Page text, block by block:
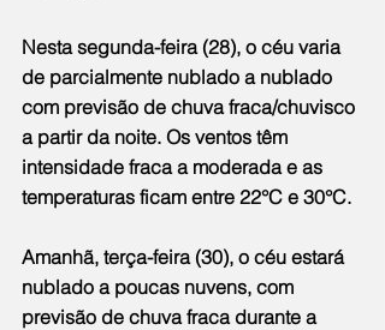
Nesta segunda-feira (28), o céu varia
de parcialmente nublado a nublado
com previsão de chuva fraca/chuvisco
a partir da noite. Os ventos têm
intensidade fraca a moderada e as
temperaturas ficam entre 22°C e 30°C.
Amanhã, terça-feira (30), o céu estará
nublado a poucas nuvens, com
previsão de chuva fraca durante a